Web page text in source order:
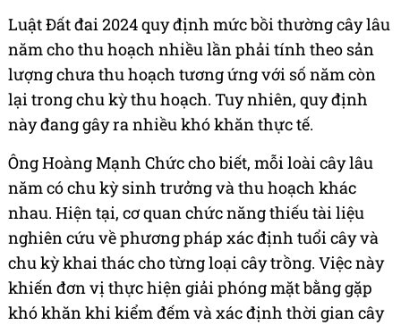
Luật Đất đai 2024 quy định mức bồi thường cây lâu
năm cho thu hoạch nhiều lần phải tính theo sản
lượng chưa thu hoạch tương ứng với số năm còn
lại trong chu kỳ thu hoạch. Tuy nhiên, quy định
này đang gây ra nhiều khó khăn thực tế.
Ông Hoàng Mạnh Chức cho biết, mỗi loài cây lâu
năm có chu kỳ sinh trưởng và thu hoạch khác
nhau. Hiện tại, cơ quan chức năng thiếu tài liệu
nghiên cứu về phương pháp xác định tuổi cây và
chu kỳ khai thác cho từng loại cây trồng. Việc này
khiến đơn vị thực hiện giải phóng mặt bằng gặp
khó khăn khi kiểm đếm và xác định thời gian cây